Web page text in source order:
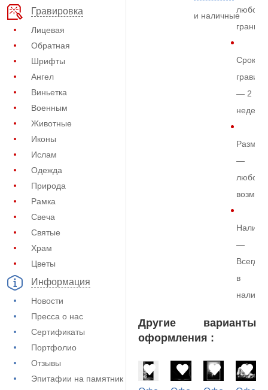
Гравировка
Лицевая
Обратная
Шрифты
Ангел
Виньетка
Военным
Животные
Иконы
Ислам
Одежда
Природа
Рамка
Свеча
Святые
Храм
Цветы
Информация
Новости
Пресса о нас
Сертификаты
Портфолио
Отзывы
Эпитафии на памятник
и наличные
любом
граните
Срок
— 2
недели
Размер
—
любой
—
Всегда
в
Другие варианты
оформления :